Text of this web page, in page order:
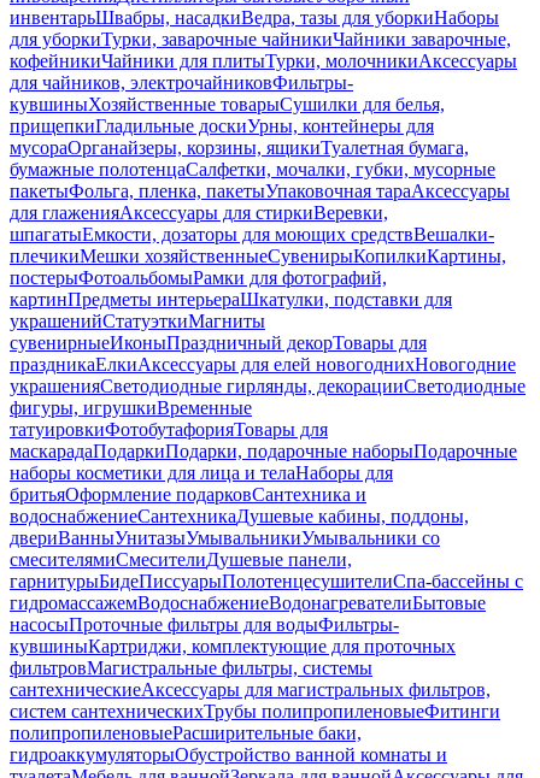
инвентарьШвабры, насадкиВедра, тазы для уборкиНаборы
для уборкиТурки, заварочные чайникиЧайники заварочные,
кофейникиЧайники для плитыТурки, молочникиАксессуары
для чайников, электрочайниковФильтры-
кувшиныХозяйственные товарыСушилки для белья,
прищепкиГладильные доскиУрны, контейнеры для
мусораОрганайзеры, корзины, ящикиТуалетная бумага,
бумажные полотенцаСалфетки, мочалки, губки, мусорные
пакетыФольга, пленка, пакетыУпаковочная тараАксессуары
для глаженияАксессуары для стиркиВеревки,
шпагатыЕмкости, дозаторы для моющих средствВешалки-
плечикиМешки хозяйственныеСувенирыКопилкиКартины,
постерыФотоальбомыРамки для фотографий,
картинПредметы интерьераШкатулки, подставки для
украшенийСтатуэткиМагниты
сувенирныеИконыПраздничный декорТовары для
праздникаЕлкиАксессуары для елей новогоднихНовогодние
украшенияСветодиодные гирлянды, декорацииСветодиодные
фигуры, игрушкиВременные
татуировкиФотобутафорияТовары для
маскарадаПодаркиПодарки, подарочные наборыПодарочные
наборы косметики для лица и телаНаборы для
бритьяОформление подарковСантехника и
водоснабжениеСантехникаДушевые кабины, поддоны,
двериВанныУнитазыУмывальникиУмывальники со
смесителямиСмесителиДушевые панели,
гарнитурыБидеПиссуарыПолотенцесушителиСпа-бассейны с
гидромассажемВодоснабжениеВодонагревателиБытовые
насосыПроточные фильтры для водыФильтры-
кувшиныКартриджи, комплектующие для проточных
фильтровМагистральные фильтры, системы
сантехническиеАксессуары для магистральных фильтров,
систем сантехническихТрубы полипропиленовыеФитинги
полипропиленовыеРасширительные баки,
гидроаккумуляторыОбустройство ванной комнаты и